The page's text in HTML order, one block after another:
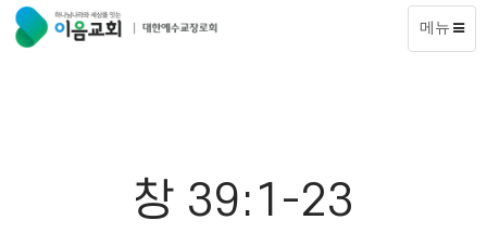
메뉴
창 39:1-23